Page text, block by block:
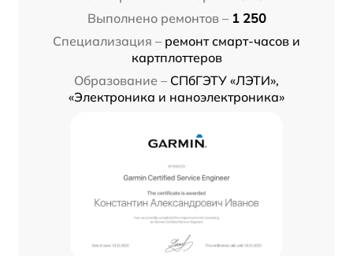
Выполнено ремонтов – 1 250
Специализация – ремонт смарт-часов и
картплоттеров
Образование – СПбГЭТУ «ЛЭТИ»,
«Электроника и наноэлектроника»